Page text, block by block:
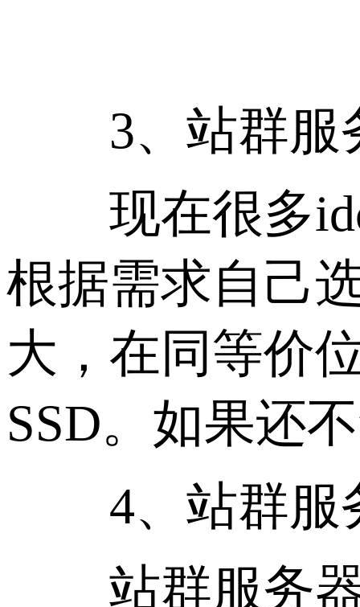
3、站群服
现在很多idc
根据需求自己
大，在同等价
SSD。如果还
4、站群服
站群服务器